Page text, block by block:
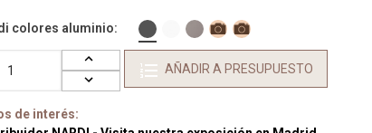
colores aluminio
AÑADIR A PRESUPUESTO
de interés: